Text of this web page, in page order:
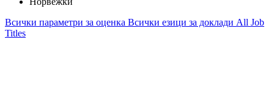
Всички параметри за оценка Всички езици за доклади All Job
Titles